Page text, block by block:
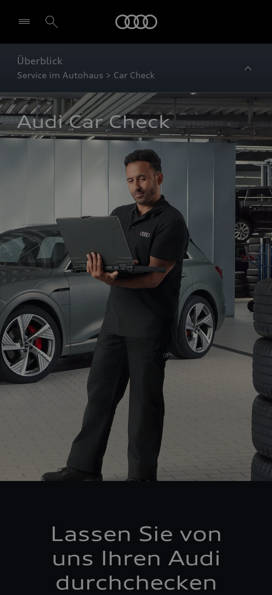
Überblick
Service im Autohaus > Car Check
Audi Car Check
Lassen Sie von
uns Ihren Audi
durchchecken